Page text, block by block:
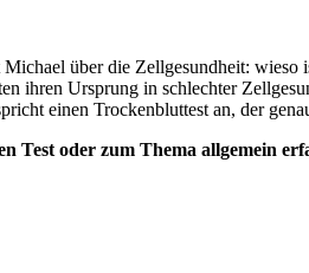
über die Zellgesundheit:
ihren Ursprung in schlechter
einen Trockenbluttest an, der
Test oder zum Thema allgemein